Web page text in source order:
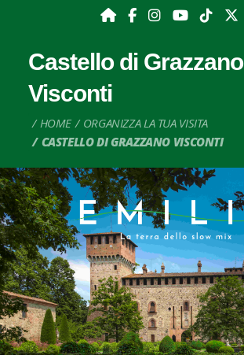
Castello di Grazzano
Visconti
HOME
ORGANIZZA LA TUA VISITA
CASTELLO DI GRAZZANO VISCONTI